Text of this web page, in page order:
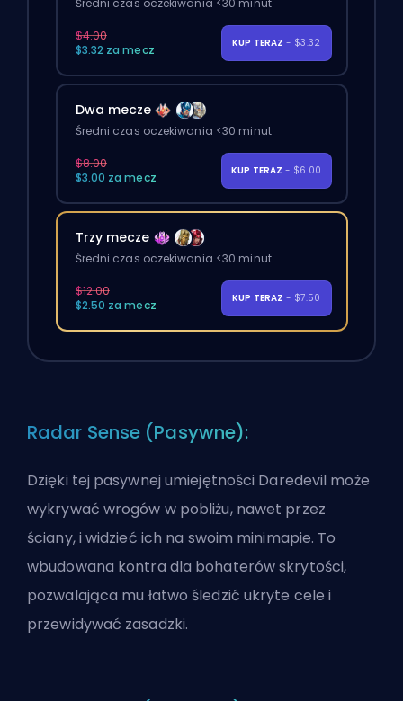
Średni czas oczekiwania <30 minut
$4.00
$3.32 za mecz
KUP TERAZ - $3.32
Dwa mecze
Średni czas oczekiwania <30 minut
$8.00
$3.00 za mecz
KUP TERAZ - $6.00
Trzy mecze
Średni czas oczekiwania <30 minut
$12.00
$2.50 za mecz
KUP TERAZ - $7.50
Radar Sense (Pasywne):
Dzięki tej pasywnej umiejętności Daredevil może
wykrywać wrogów w pobliżu, nawet przez
ściany, i widzieć ich na swoim minimapie. To
wbudowana kontra dla bohaterów skrytości,
pozwalająca mu łatwo śledzić ukryte cele i
przewidywać zasadzki.